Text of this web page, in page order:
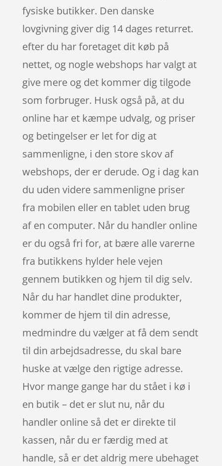
fysiske butikker. Den danske
lovgivning giver dig 14 dages returret.
efter du har foretaget dit køb på
nettet, og nogle webshops har valgt at
give mere og det kommer dig tilgode
som forbruger. Husk også på, at du
online har et kæmpe udvalg, og priser
og betingelser er let for dig at
sammenligne, i den store skov af
webshops, der er derude. Og i dag kan
du uden videre sammenligne priser
fra mobilen eller en tablet uden brug
af en computer. Når du handler online
er du også fri for, at bære alle varerne
fra butikkens hylder hele vejen
gennem butikken og hjem til dig selv.
Når du har handlet dine produkter,
kommer de hjem til din adresse,
medmindre du vælger at få dem sendt
til din arbejdsadresse, du skal bare
huske at vælge den rigtige adresse.
Hvor mange gange har du stået i kø i
en butik – det er slut nu, når du
handler online så det er direkte til
kassen, når du er færdig med at
handle, så er det aldrig mere ubehaget